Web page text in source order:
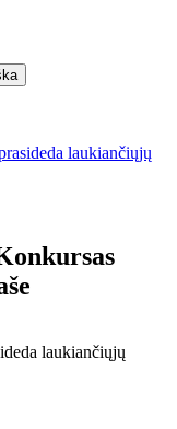
laukiančiųjų